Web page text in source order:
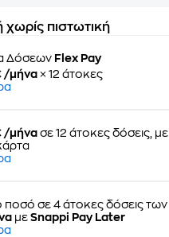
χωρίς πιστωτική
Δόσεων Flex Pay
/μήνα × 12 άτοκες
/μήνα σε 12 άτοκες δόσεις, με
ποσό σε 4 άτοκες δόσεις των
μεSnappi Pay Later